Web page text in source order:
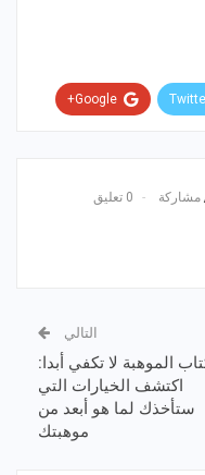
Google+
0 تعليق
التالي
الموهبة لا تكفي أبدا:
اكتشف الخيارات التي
ستأخذك لما هو أبعد من
موهبتك